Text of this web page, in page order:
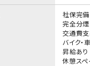
社保完備
完全分煙
交通費
バイク・
昇給あり
休憩スペ